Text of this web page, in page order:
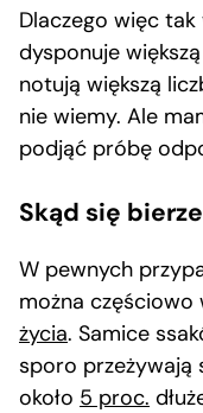
Dlaczego więc
dysponuje
notują większą
nie wiemy. Ale
podjąć próbę
Skąd się
W pewnych
można częściowo
życia. Samice
sporo przeżywają
około 5 proc.